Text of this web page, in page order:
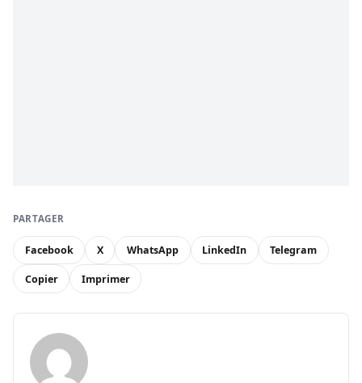
PARTAGER
Facebook X WhatsApp LinkedIn Telegram
Copier Imprimer